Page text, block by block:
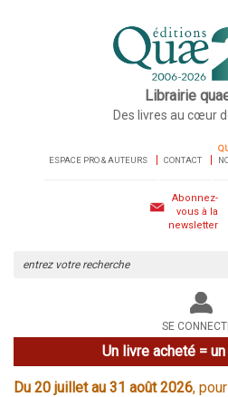
Librairie
Des livres au cœur
ESPACE PRO & AUTEURS CONTACT
Abonnez-
vous à la
newsletter
le
site
SE
Un livre acheté =
Du 20 juillet au 31 août 2026,